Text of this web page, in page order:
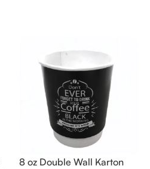
8 oz Double Wall Karton